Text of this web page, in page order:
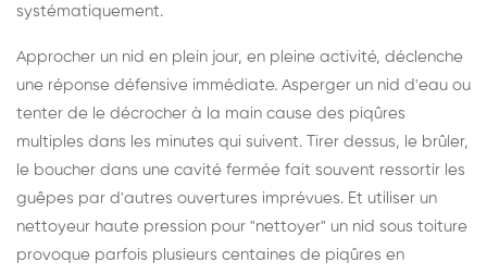
systématiquement.
Approcher un nid en plein jour, en pleine activité, déclenche
une réponse défensive immédiate. Asperger un nid d'eau ou
tenter de le décrocher à la main cause des piqûres
multiples dans les minutes qui suivent. Tirer dessus, le brûler,
le boucher dans une cavité fermée fait souvent ressortir les
guêpes par d'autres ouvertures imprévues. Et utiliser un
nettoyeur haute pression pour "nettoyer" un nid sous toiture
provoque parfois plusieurs centaines de piqûres en